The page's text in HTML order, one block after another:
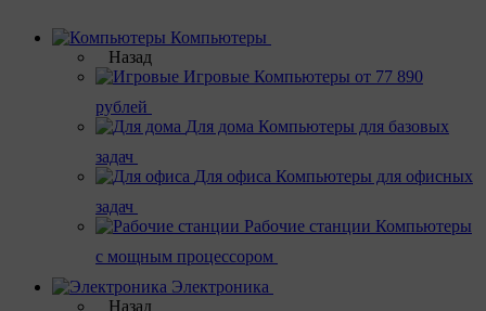
Компьютеры
Назад
Игровые Компьютеры от 77 890
рублей
Для дома Компьютеры для базовых
задач
Для офиса Компьютеры для офисных
задач
Рабочие станции Компьютеры
с мощным процессором
Электроника
Назад